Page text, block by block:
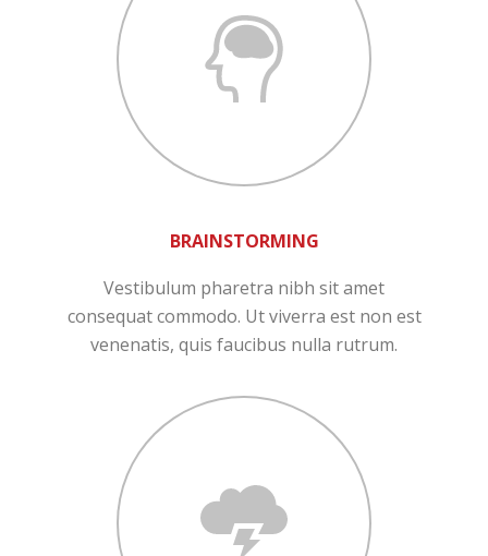
BRAINSTORMING
Vestibulum pharetra nibh sit amet
consequat commodo. Ut viverra est non est
venenatis, quis faucibus nulla rutrum.